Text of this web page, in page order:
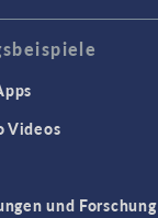
Videos
und Forschung